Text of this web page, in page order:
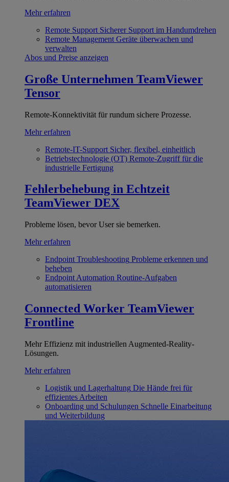
Mehr erfahren
Remote Support Sicherer Support im Handumdrehen
Remote Management Geräte überwachen und
verwalten
Abos und Preise anzeigen
Große Unternehmen TeamViewer
Tensor
Remote-Konnektivität für rundum sichere Prozesse.
Mehr erfahren
Remote-IT-Support Sicher, flexibel, einheitlich
Betriebstechnologie (OT) Remote-Zugriff für die
industrielle Fertigung
Fehlerbehebung in Echtzeit
TeamViewer DEX
Probleme lösen, bevor User sie bemerken.
Mehr erfahren
Endpoint Troubleshooting Probleme erkennen und
beheben
Endpoint Automation Routine-Aufgaben
automatisieren
Connected Worker TeamViewer
Frontline
Mehr Effizienz mit industriellen Augmented-Reality-
Lösungen.
Mehr erfahren
Logistik und Lagerhaltung Die Hände frei für
effizientes Arbeiten
Onboarding und Schulungen Schnelle Einarbeitung
und Weiterbildung